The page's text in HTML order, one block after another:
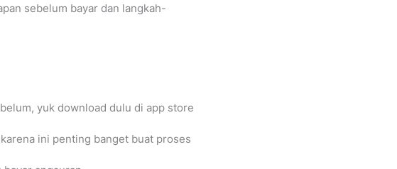
sebelum bayar dan langkah-
yuk download dulu di app store
ini penting banget buat proses